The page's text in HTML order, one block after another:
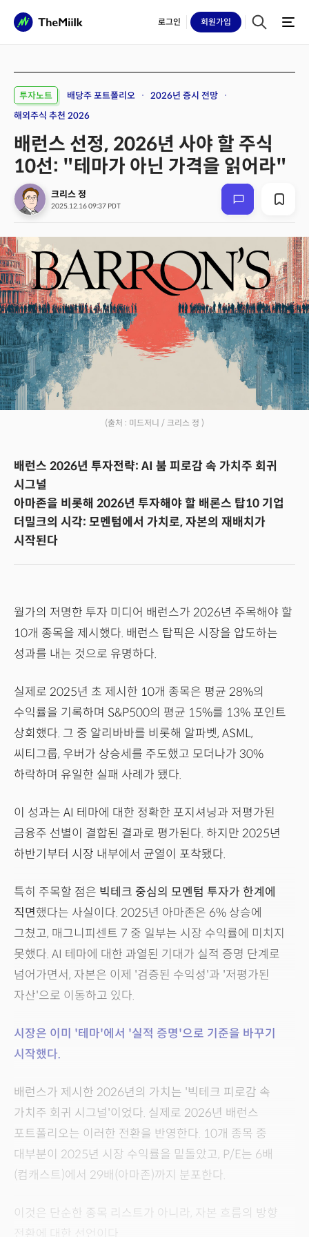
로그인 회원가입
투자노트 배당주 포트폴리오
2026년 증시 전망
해외주식 추천 2026
배런스 선정, 2026년 사야 할 주식
10선: "테마가 아닌 가격을 읽어라"
크리스 정
2025.12.16 09:37 PDT
(출처 : 미드저니 / 크리스 정 )
배런스 2026년 투자전략: AI 붐 피로감 속 가치주 회귀
시그널
아마존을 비롯해 2026년 투자해야 할 배론스 탑10 기업
더밀크의 시각: 모멘텀에서 가치로, 자본의 재배치가
시작된다
월가의 저명한 투자 미디어 배런스가 2026년 주목해야 할
10개 종목을 제시했다. 배런스 탑픽은 시장을 압도하는
성과를 내는 것으로 유명하다.
실제로 2025년 초 제시한 10개 종목은 평균 28%의
수익률을 기록하며 S&P500의 평균 15%를 13% 포인트
상회했다. 그 중 알리바바를 비롯해 알파벳, ASML,
씨티그룹, 우버가 상승세를 주도했고 모더나가 30%
하락하며 유일한 실패 사례가 됐다.
이 성과는 AI 테마에 대한 정확한 포지셔닝과 저평가된
금융주 선별이 결합된 결과로 평가된다. 하지만 2025년
하반기부터 시장 내부에서 균열이 포착됐다.
특히 주목할 점은 빅테크 중심의 모멘텀 투자가 한계에
직면했다는 사실이다. 2025년 아마존은 6% 상승에
그쳤고, 매그니피센트 7 중 일부는 시장 수익률에 미치지
못했다. AI 테마에 대한 과열된 기대가 실적 증명 단계로
넘어가면서, 자본은 이제 '검증된 수익성'과 '저평가된
자산'으로 이동하고 있다.
시장은 이미 '테마'에서 '실적 증명'으로 기준을 바꾸기
시작했다.
배런스가 제시한 2026년의 가치는 '빅테크 피로감 속
가치주 회귀 시그널'이었다. 실제로 2026년 배런스
포트폴리오는 이러한 전환을 반영한다. 10개 종목 중
대부분이 2025년 시장 수익률을 밑돌았고, P/E는 6배
(컴캐스트)에서 29배(아마존)까지 분포한다.
이것은 단순한 종목 리스트가 아니라, 자본 흐름의 방향
전환에 대한 선언이다.